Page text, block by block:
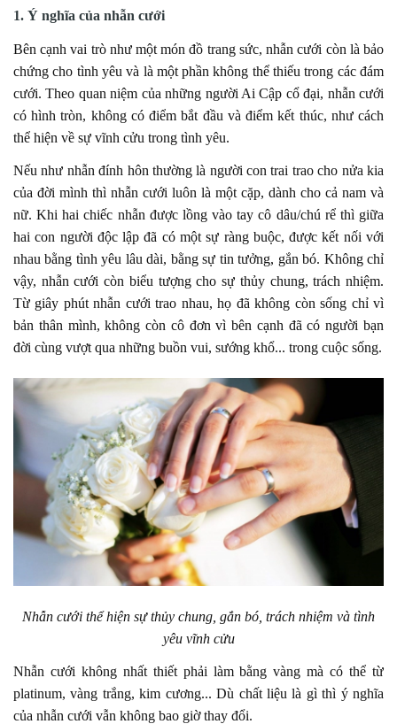
1. Ý nghĩa của nhẫn cưới
Bên cạnh vai trò như một món đồ trang sức, nhẫn cưới còn là bảo
chứng cho tình yêu và là một phần không thể thiếu trong các đám
cưới. Theo quan niệm của những người Ai Cập cổ đại, nhẫn cưới
có hình tròn, không có điểm bắt đầu và điểm kết thúc, như cách
thể hiện về sự vĩnh cửu trong tình yêu.
Nếu như nhẫn đính hôn thường là người con trai trao cho nửa kia
của đời mình thì nhẫn cưới luôn là một cặp, dành cho cả nam và
nữ. Khi hai chiếc nhẫn được lồng vào tay cô dâu/chú rể thì giữa
hai con người độc lập đã có một sự ràng buộc, được kết nối với
nhau bằng tình yêu lâu dài, bằng sự tin tưởng, gắn bó. Không chỉ
vậy, nhẫn cưới còn biểu tượng cho sự thủy chung, trách nhiệm.
Từ giây phút nhẫn cưới trao nhau, họ đã không còn sống chỉ vì
bản thân mình, không còn cô đơn vì bên cạnh đã có người bạn
đời cùng vượt qua những buồn vui, sướng khổ... trong cuộc sống.
Nhẫn cưới thể hiện sự thủy chung, gắn bó, trách nhiệm và tình
yêu vĩnh cửu
Nhẫn cưới không nhất thiết phải làm bằng vàng mà có thể từ
platinum, vàng trắng, kim cương... Dù chất liệu là gì thì ý nghĩa
của nhẫn cưới vẫn không bao giờ thay đổi.